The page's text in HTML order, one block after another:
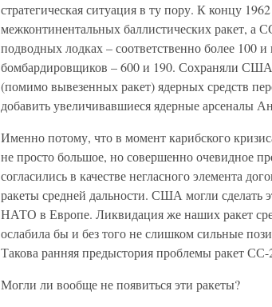
стратегическая ситуация в ту пору. К концу
межконтинентальных баллистических ракет, а
подводных лодках – соответственно более 100
бомбардировщиков – 600 и 190. Сохраняли
(помимо вывезенных ракет) ядерных средств
добавить увеличивавшиеся ядерные арсеналы
Именно потому, что в момент карибского
не просто большое, но совершенно очевидное
согласились в качестве негласного элемента
ракеты средней дальности. США могли сделать
НАТО в Европе. Ликвидация же наших ракет
ослабила бы и без того не слишком сильные
Такова ранняя предыстория проблемы ракет СС-
Могли ли вообще не появиться эти ракеты?